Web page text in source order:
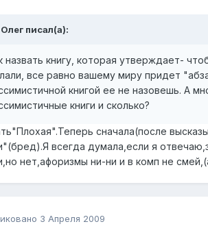
Олег писал(а):
назвать книгу, которая утверждает-
все равно вашему миру придет
книгой ее не назовешь. А
книги и сколько?
сначала(после
всегда думала,если я
нет,афоризмы ни-ни и в комп не
3 Апреля 2009